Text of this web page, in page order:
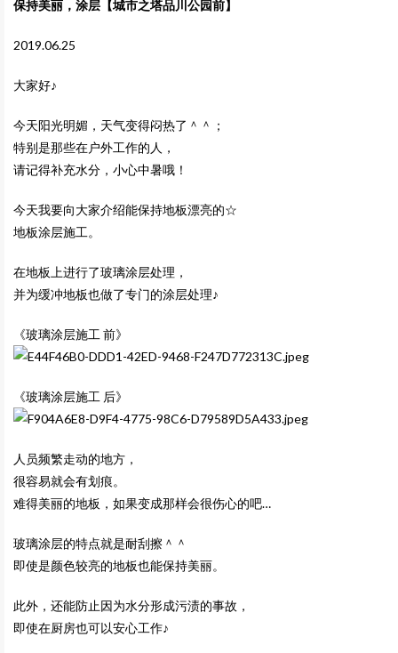
保持美丽，涂层【城市之塔品川公园前】
2019.06.25
大家好♪
今天阳光明媚，天气变得闷热了＾＾；
特别是那些在户外工作的人，
请记得补充水分，小心中暑哦！
今天我要向大家介绍能保持地板漂亮的☆
地板涂层施工。
在地板上进行了玻璃涂层处理，
并为缓冲地板也做了专门的涂层处理♪
《玻璃涂层施工 前》
《玻璃涂层施工 后》
人员频繁走动的地方，
很容易就会有划痕。
难得美丽的地板，如果变成那样会很伤心的吧…
玻璃涂层的特点就是耐刮擦＾＾
即使是颜色较亮的地板也能保持美丽。
此外，还能防止因为水分形成污渍的事故，
即使在厨房也可以安心工作♪